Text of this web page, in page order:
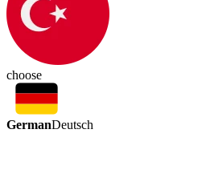
choose
GermanDeutsch